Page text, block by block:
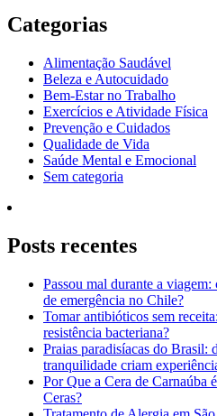
Categorias
Alimentação Saudável
Beleza e Autocuidado
Bem-Estar no Trabalho
Exercícios e Atividade Física
Prevenção e Cuidados
Qualidade de Vida
Saúde Mental e Emocional
Sem categoria
Posts recentes
Passou mal durante a
de emergência no Chile?
Tomar antibióticos sem
resistência bacteriana?
Praias paradisíacas do Brasil:
tranquilidade criam
Por Que a Cera de Carnaúba
Ceras?